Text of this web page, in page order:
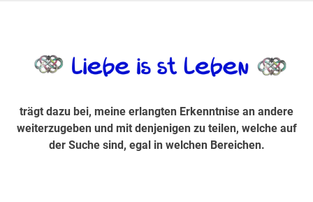
Suche sind, egal in welchen Bereichen.
trägt dazu bei, meine erlangten Erkenntnise an andere
weiterzugeben und mit denjenigen zu teilen, welche auf
der Suche sind, egal in welchen Bereichen.